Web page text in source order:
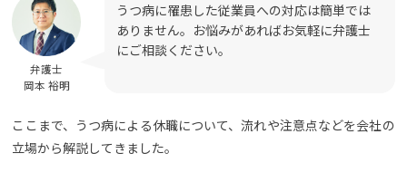
弁護士
岡本 裕明
うつ病に罹患した従業員への対応は簡単では
ありません。お悩みがあればお気軽に弁護士
にご相談ください。
ここまで、うつ病による休職について、流れや注意点などを会社の
立場から解説してきました。